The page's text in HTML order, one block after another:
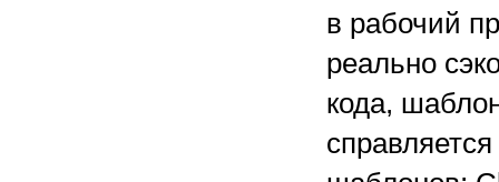
в рабочий
реально
кода,